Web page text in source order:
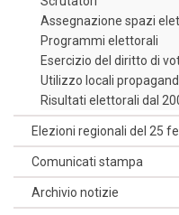
Assegnazione spazi
Programmi elettorali
Esercizio del diritto di
Utilizzo locali
Risultati elettorali dal
Elezioni regionali del 25
Comunicati stampa
Archivio notizie